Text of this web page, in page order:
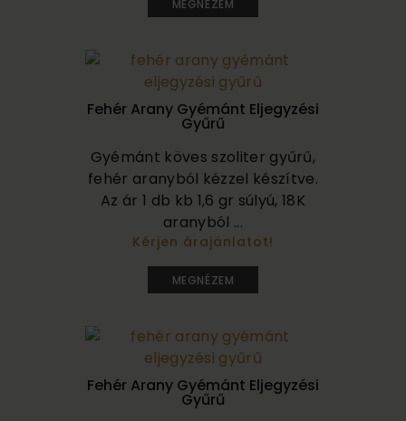
MEGNÉZEM
Fehér Arany Gyémánt Eljegyzési
Gyűrű
Gyémánt köves szoliter gyűrű,
fehér aranyból kézzel készítve.
Az ár 1 db kb 1,6 gr súlyú, 18K
aranyból ...
Kérjen árajánlatot!
MEGNÉZEM
Fehér Arany Gyémánt Eljegyzési
Gyűrű